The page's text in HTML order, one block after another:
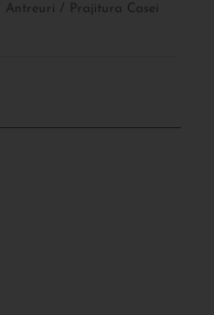
Antreuri / Prajitura Casei